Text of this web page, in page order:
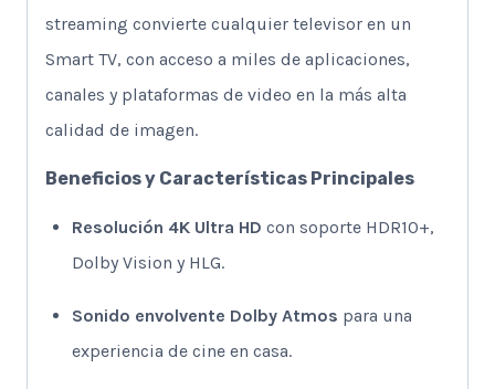
streaming convierte cualquier televisor en un
Smart TV, con acceso a miles de aplicaciones,
canales y plataformas de video en la más alta
calidad de imagen.
Beneficios y Características Principales
Resolución 4K Ultra HD con soporte HDR10+,
Dolby Vision y HLG.
Sonido envolvente Dolby Atmos para una
experiencia de cine en casa.